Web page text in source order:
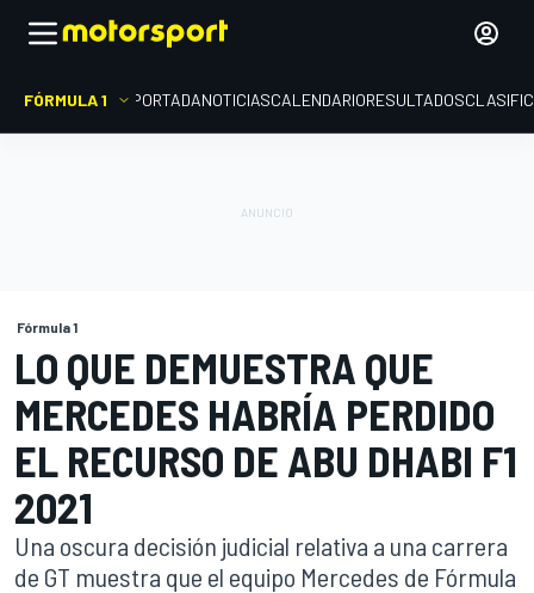
FÓRMULA 1 PORTADANOTICIASCALENDARIORESULTADOS
Fórmula 1
LO QUE DEMUESTRA QUE
MERCEDES HABRÍA PERDIDO
EL RECURSO DE ABU DHABI F1
2021
Una oscura decisión judicial relativa a una carrera
de GT muestra que el equipo Mercedes de Fórmula